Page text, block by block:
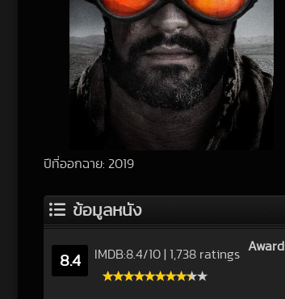
ปีที่ออกฉาย: 2019
ข้อมูลหนัง
8.4 IMDB:8.4/10 1,738 ratings